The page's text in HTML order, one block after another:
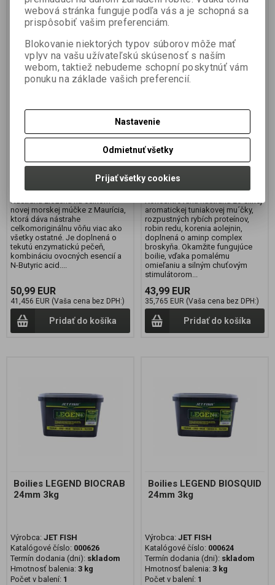
Boilie LEGEND BIOLIVER
Výrobca:JET FISH
Katalógové číslo:
Termín dodania (dni):7
Nástraha zložená na celkom
novej morskej múčke z Maurícia,
ktorá dáva nástrahe
celkomoriginálnu vôňu viac ako
všetky ostatné. Je doplnená o
tekutú enzymatickú pečeň,
kombináciu ovocných esencií a
N-Butyric acid....
50,99 EUR
41,456 EUR (Vaša cena bez DPH:)
Pridať do košíka
Boilie LEGEND
Výrobca:JET FISH
Termín dodania (dni):
Hmotnosť balenia:3 kg
Počet v balení:
Koncentrovaná nástraha zo silnej
aromatickej tuniakovej mu´čky,
rozpustných rybích proteínov,
robin redu, korenia aolejnin,
doplnená o aminp complex
broskyňa. Okamžite fungujúce
boilie, vďaka pomalému
omieľaniu a silným chuťovým
stimulátorom...
43,99 EUR
35,765 EUR (Vaša cena bez DPH:)
Pridať do košíka
Boilies LEGEND BIOCRAB
24mm 3kg
Výrobca: JET FISH
Katalógové číslo: 000626
Termín dodania (dni): skladom
Hmotnosť balenia: 3 kg
Počet v balení: 1
Boilies LEGEND BIOSQUID
24mm 3kg
Výrobca: JET FISH
Katalógové číslo: 000624
Termín dodania (dni): skladom
Hmotnosť balenia: 3 kg
Počet v balení: 1
webová stránka funguje podľa vás a je schopná sa
prispôsobiť vašim preferenciám.
Blokovanie niektorých typov súborov môže mať
vplyv na vašu užívateľskú skúsenosť s naším
webom, taktiež nebudeme schopní poskytnúť vám
ponuku na základe vašich preferencií.
Nastavenie
Odmietnuť všetky
Prijať všetky cookies